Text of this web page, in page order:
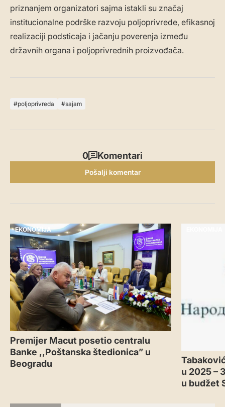
priznanjem organizatori sajma istakli su značaj
institucionalne podrške razvoju poljoprivrede, efikasnoj
realizaciji podsticaja i jačanju poverenja između
državnih organa i poljoprivrednih proizvođača.
poljoprivreda sajam
0 Komentari
Pošalji komentar
EKONOMIJA
Premijer Macut posetio centralu
Banke ,,Poštanska štedionica” u
Beogradu
u 2025 –
u budžet